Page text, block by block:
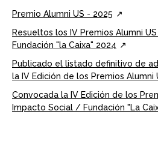
Premio Alumni US - 2025
Resueltos los IV Premios Alumni
Fundación "la Caixa" 2024
Publicado el listado definitivo de
la IV Edición de los Premios Alumni
Convocada la IV Edición de los
Impacto Social / Fundación "La